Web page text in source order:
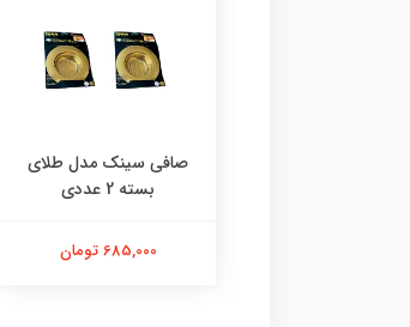
صافی سینک مدل طلای
بسته 2 عددی
685,000 تومان